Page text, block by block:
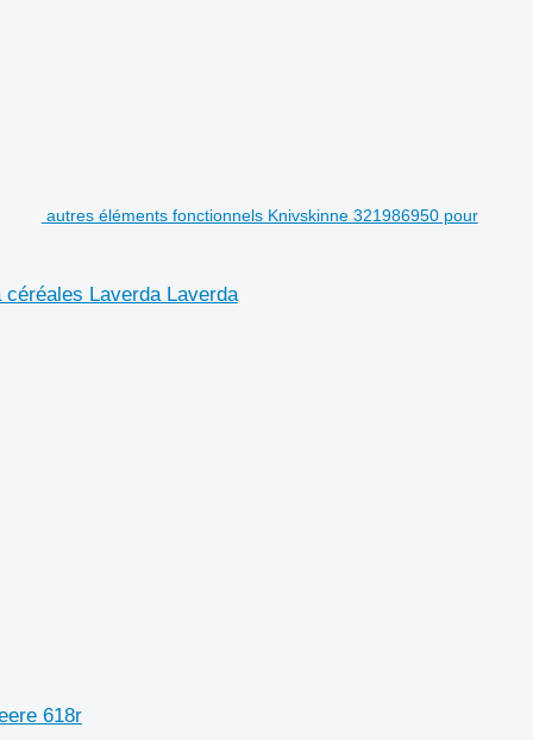
autres éléments fonctionnels Knivskinne 321986950 pour
Laverda Laverda
618r